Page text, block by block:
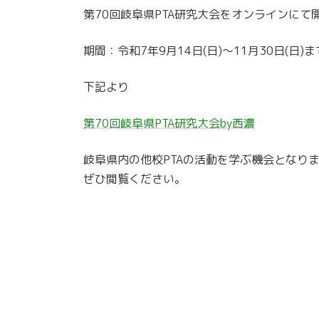
第70回岐阜県PTA研究大会をオンラインにて
期間：令和7年9月14日(日)～11月30日(日)ま
下記より
第70回岐阜県PTA研究大会by西濃
岐阜県内の他校PTAの活動を学ぶ機会となりま
ぜひ閲覧ください。